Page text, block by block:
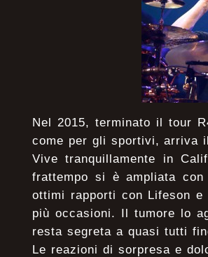
Nel 2015, terminato il tour
come per gli sportivi, arriva
Vive tranquillamente in
frattempo si è ampliata
ottimi rapporti con Lifeson
più occasioni. Il tumore lo
resta segreta a quasi tutti
Le reazioni di sorpresa e